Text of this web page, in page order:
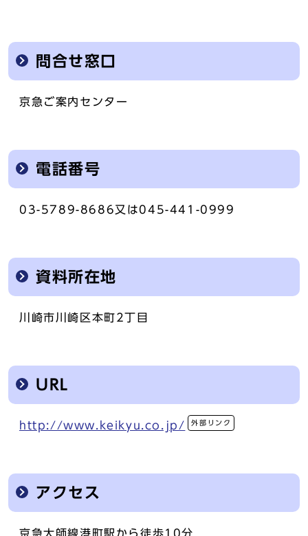
問合せ窓口
京急ご案内センター
電話番号
03-5789-8686又は045-441-0999
資料所在地
川崎市川崎区本町2丁目
URL
http://www.keikyu.co.jp/ 外部リンク
アクセス
京急大師線港町駅から徒歩10分